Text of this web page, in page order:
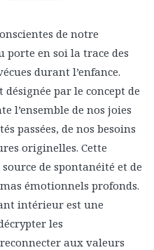
de notre
en soi la trace des
durant l’enfance.
par le concept de
l’ensemble de nos joies
passées, de nos besoins
originelles. Cette
de spontanéité et de
émotionnels profonds.
intérieur est une
les
aux valeurs